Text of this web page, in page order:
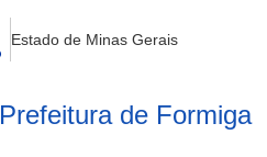
Estado de Minas Gerais
Prefeitura de Formiga